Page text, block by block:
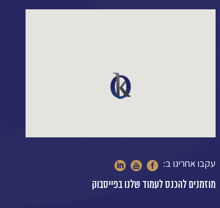
עקבו אחרינו ב:
מוזמנים להכנס לעמוד שלנו בפייסבוק